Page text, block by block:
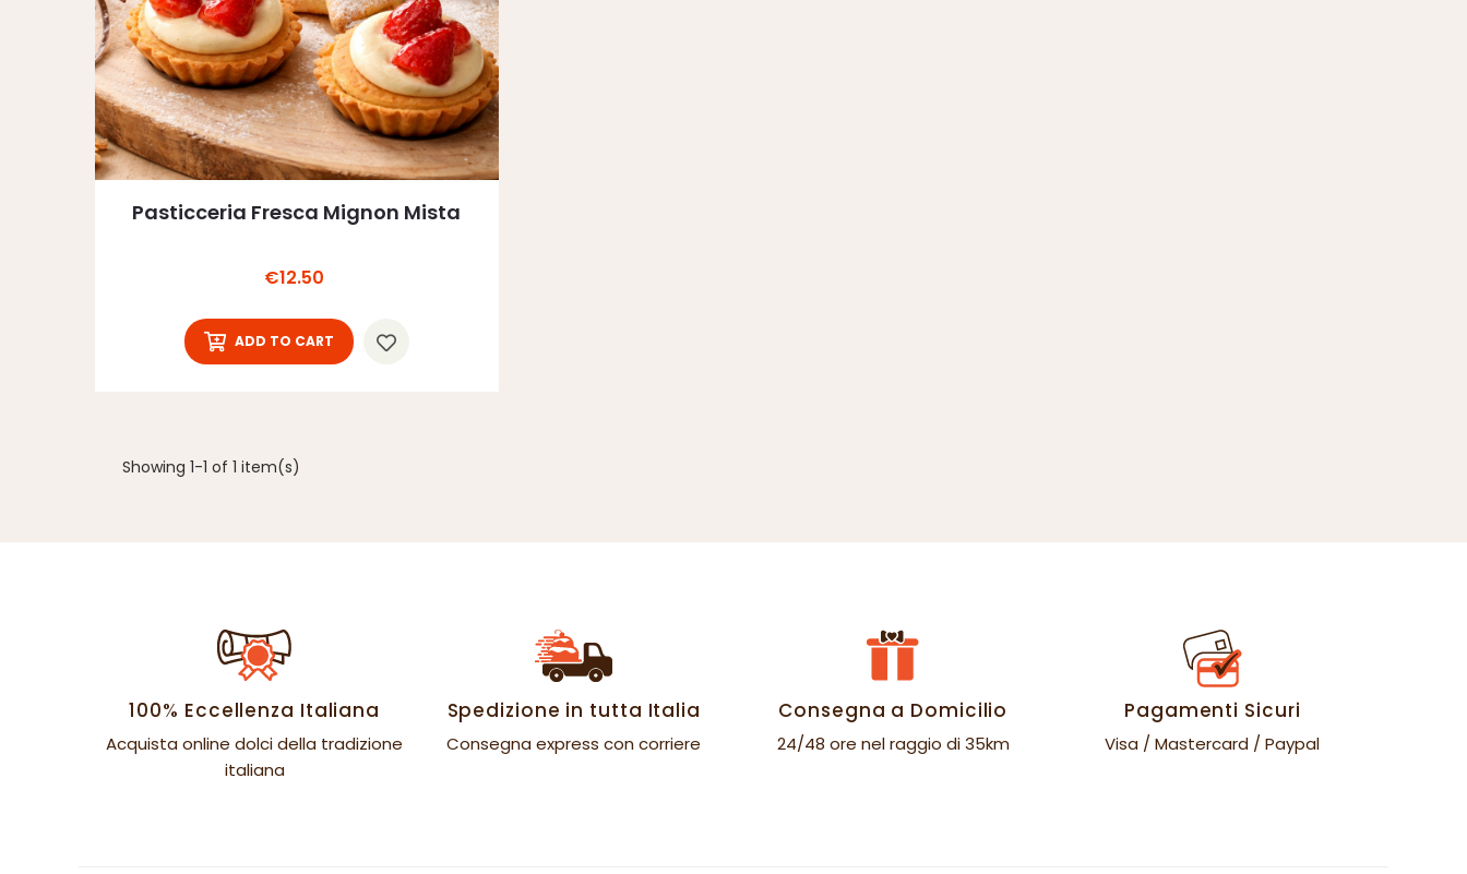
Pasticceria Fresca Mignon Mista
Price
€12.50
ADD TO CART
Showing 1-1 of 1 item(s)
100% Eccellenza Italiana
Acquista online dolci della tradizione
italiana
Spedizione in tutta Italia
Consegna express con corriere
Consegna a Domicilio
24/48 ore nel raggio di 35km
Pagamenti Sicuri
Visa / Mastercard / Paypal